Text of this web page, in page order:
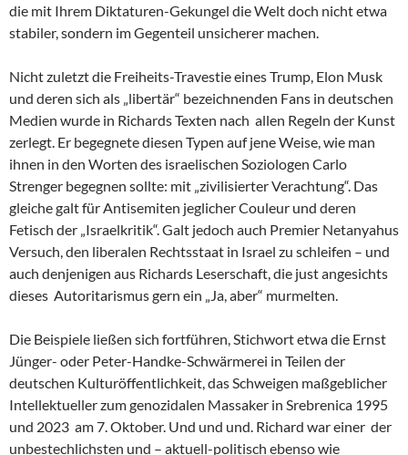
die mit Ihrem Diktaturen-Gekungel die Welt doch nicht etwa
stabiler, sondern im Gegenteil unsicherer machen.
Nicht zuletzt die Freiheits-Travestie eines Trump, Elon Musk
und deren sich als „libertär“ bezeichnenden Fans in deutschen
Medien wurde in Richards Texten nach allen Regeln der Kunst
zerlegt. Er begegnete diesen Typen auf jene Weise, wie man
ihnen in den Worten des israelischen Soziologen Carlo
Strenger begegnen sollte: mit „zivilisierter Verachtung“. Das
gleiche galt für Antisemiten jeglicher Couleur und deren
Fetisch der „Israelkritik“. Galt jedoch auch Premier Netanyahus
Versuch, den liberalen Rechtsstaat in Israel zu schleifen – und
auch denjenigen aus Richards Leserschaft, die just angesichts
dieses Autoritarismus gern ein „Ja, aber“ murmelten.
Die Beispiele ließen sich fortführen, Stichwort etwa die Ernst
Jünger- oder Peter-Handke-Schwärmerei in Teilen der
deutschen Kulturöffentlichkeit, das Schweigen maßgeblicher
Intellektueller zum genozidalen Massaker in Srebrenica 1995
und 2023 am 7. Oktober. Und und und. Richard war einer der
unbestechlichsten und – aktuell-politisch ebenso wie